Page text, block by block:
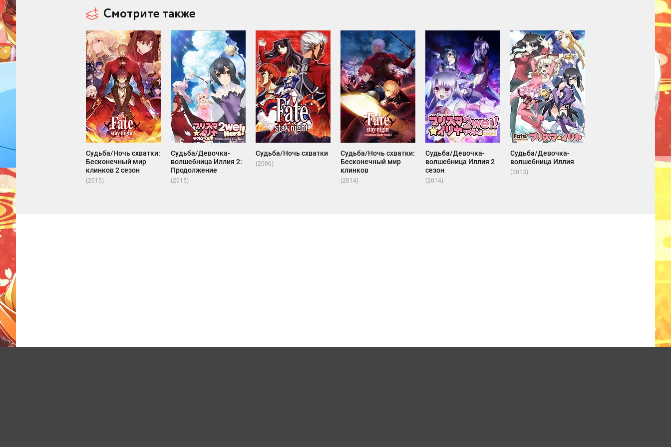
Смотрите также
Судьба/Ночь схватки:
Бесконечный мир
клинков 2 сезон
(2015)
Судьба/Девочка-
волшебница Иллия 2:
Продолжение
(2015)
Судьба/Ночь схватки
(2006)
Судьба/Ночь схватки:
Бесконечный мир
клинков
(2014)
Судьба/Девочка-
волшебница Иллия 2
сезон
(2014)
Судьба/Девочка-
волшебница Иллия
(2013)